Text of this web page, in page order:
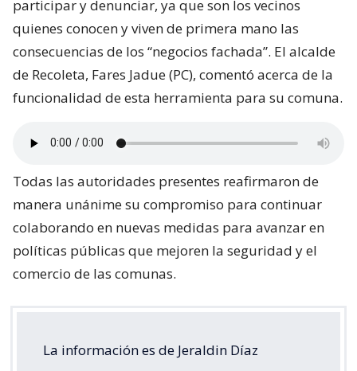
participar y denunciar, ya que son los vecinos
quienes conocen y viven de primera mano las
consecuencias de los “negocios fachada”. El alcalde
de Recoleta, Fares Jadue (PC), comentó acerca de la
funcionalidad de esta herramienta para su comuna.
Todas las autoridades presentes reafirmaron de
manera unánime su compromiso para continuar
colaborando en nuevas medidas para avanzar en
políticas públicas que mejoren la seguridad y el
comercio de las comunas.
La información es de Jeraldin Díaz